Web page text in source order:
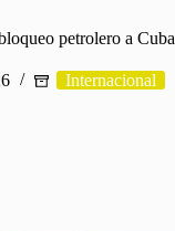
petrolero a Cuba
Internacional